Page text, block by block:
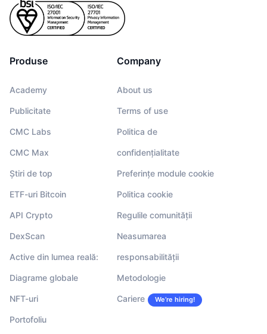
Produse
Academy
Publicitate
CMC Labs
CMC Max
Știri de top
ETF-uri Bitcoin
API Crypto
DexScan
Active din lumea reală:
Diagrame globale
NFT-uri
Portofoliu
Company
About us
Terms of use
Politica de
confidențialitate
Preferințe module cookie
Politica cookie
Regulile comunității
Neasumarea
responsabilității
Metodologie
Cariere We’re hiring!